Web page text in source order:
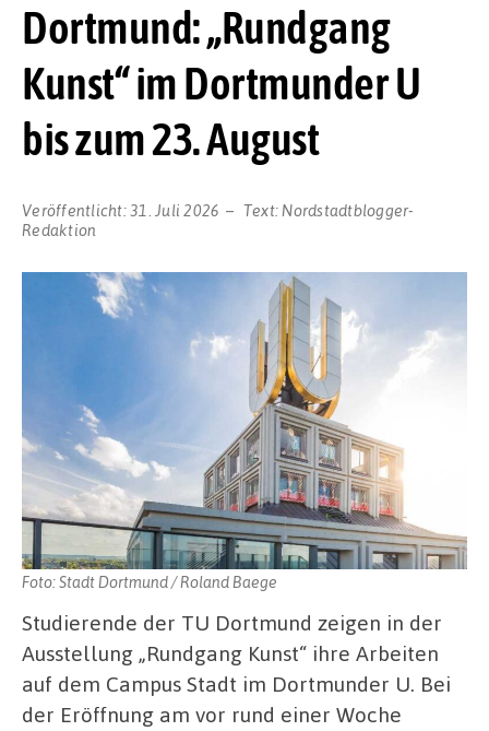
Dortmund: „Rundgang
Kunst“ im Dortmunder U
bis zum 23. August
Veröffentlicht:31. Juli 2026 Text: Nordstadtblogger-
Redaktion
Foto: Stadt Dortmund / Roland Baege
Studierende der TU Dortmund zeigen in der
Ausstellung „Rundgang Kunst“ ihre Arbeiten
auf dem Campus Stadt im Dortmunder U. Bei
der Eröffnung am vor rund einer Woche